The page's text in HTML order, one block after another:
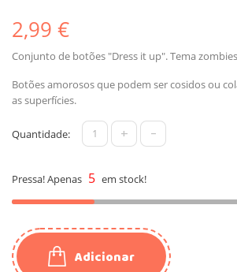
2,99 €
Conjunto de botões "Dress it up". Tema
Botões amorosos que podem ser cosidos ou
as superfícies.
Quantidade: + -
Pressa! Apenas 5 em stock!
Adicionar